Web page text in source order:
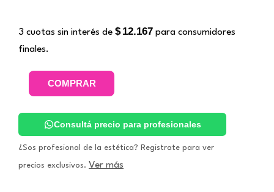
3 cuotas sin interés de $ 12.167 para consumidores
finales.
Máscara
Prebiótica
Nutritiva.
HDM
cantidad
COMPRAR
Consultá precio para profesionales
¿Sos profesional de la estética? Registrate para ver
precios exclusivos. Ver más